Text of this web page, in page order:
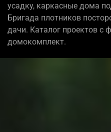
усадку, каркасные дома
Бригада плотников
дачи. Каталог проектов с
домокомплект.